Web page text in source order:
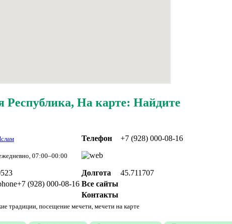
Республика, На карте: Найдите
Телефон
+7 (928) 000-08-16
07:00–00:00
Долгота
45.711707
+7 (928) 000-08-16 Все сайты
Контакты
традиции, посещение мечети, мечети на карте